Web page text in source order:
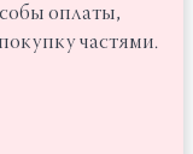
оплаты,
частями.